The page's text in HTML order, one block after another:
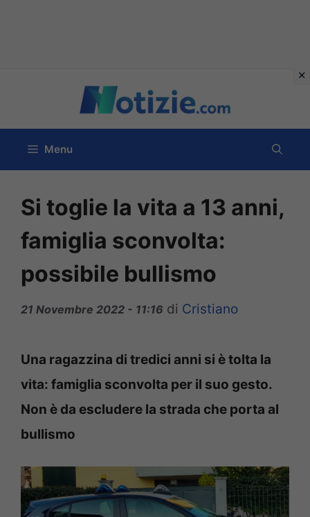
contenuto
Menu
Si toglie la vita a 13 anni,
famiglia sconvolta:
possibile bullismo
21 Novembre 2022 - 11:16 di Cristiano
Una ragazzina di tredici anni si è tolta la
vita: famiglia sconvolta per il suo gesto.
Non è da escludere la strada che porta al
bullismo